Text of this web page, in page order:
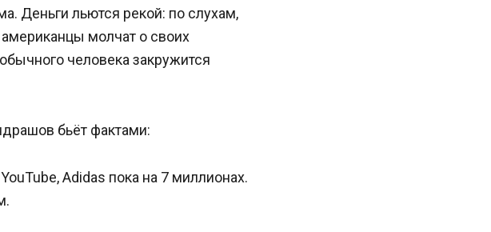
Деньги льются рекой: по слухам,
молчат о своих
человека закружится
бьёт фактами:
Adidas пока на 7 миллионах.